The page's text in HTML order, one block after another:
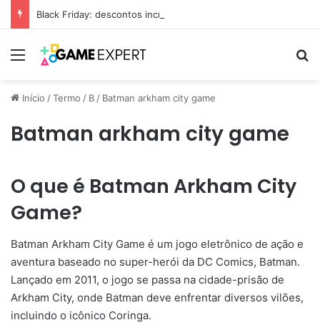
Black Friday: descontos incríveis em eletrônicos
Menu
Início /Termo / B / Batman arkham city game
Batman arkham city game
O que é Batman Arkham City
Game?
Batman Arkham City Game é um jogo eletrônico de ação e
aventura baseado no super-herói da DC Comics, Batman.
Lançado em 2011, o jogo se passa na cidade-prisão de
Arkham City, onde Batman deve enfrentar diversos vilões,
incluindo o icônico Coringa.